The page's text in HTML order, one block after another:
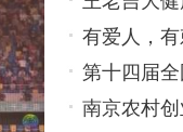
款产品
有爱人，
第十四届
南京农村